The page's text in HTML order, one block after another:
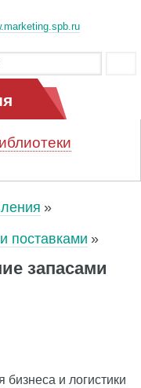
поставками
запасами
и логистики